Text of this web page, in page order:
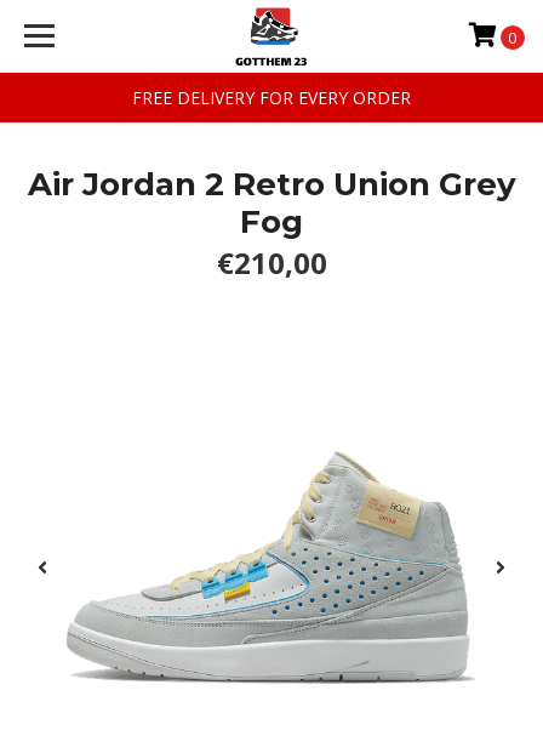
FREE DELIVERY FOR EVERY ORDER
0
Air Jordan 2 Retro Union Grey
Fog
€210,00